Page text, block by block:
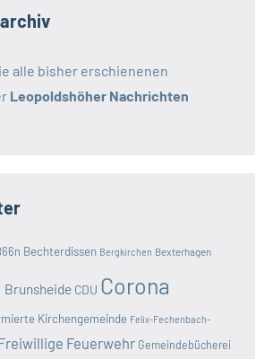
alle bisher erschienenen
Leopoldshöher Nachrichten
Bechterdissen Bergkirchen Bexterhagen
Brunsheide CDU Corona
Kirchengemeinde Felix-Fechenbach-
Feuerwehr Gemeindebücherei